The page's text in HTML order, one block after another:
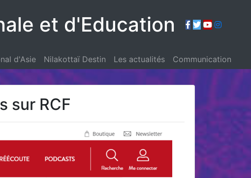
et d'Education
d'Asie Nilakottaï Destin Les actualités Communication
sur RCF